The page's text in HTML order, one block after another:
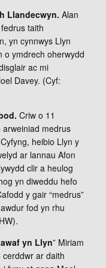
Llandecwyn. Alan
taith
yn cynnwys Llyn
o ymdrech oherwydd
ac mi
Davey. (Cyf:
Criw o 11
medrus
heibio Llyn y
ar lannau Afon
clir a heulog
yn diweddu hefo
y gair “medrus”
fod yn rhu
yn Llyn” Miriam
ar daith